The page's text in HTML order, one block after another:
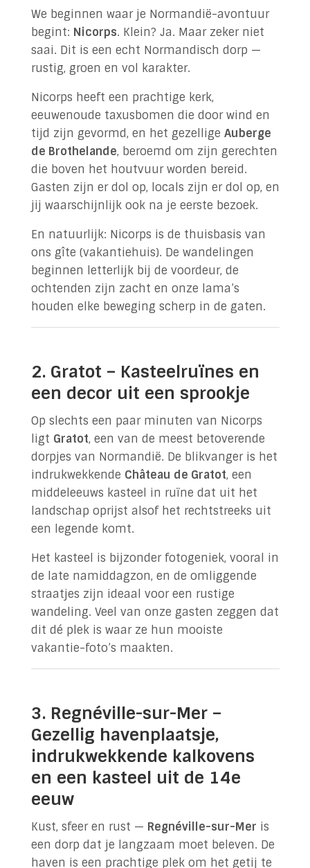
We beginnen waar je Normandië-avontuur
begint: Nicorps. Klein? Ja. Maar zeker niet
saai. Dit is een echt Normandisch dorp —
rustig, groen en vol karakter.
Nicorps heeft een prachtige kerk,
eeuwenoude taxusbomen die door wind en
tijd zijn gevormd, en het gezellige Auberge
de Brothelande, beroemd om zijn gerechten
die boven het houtvuur worden bereid.
Gasten zijn er dol op, locals zijn er dol op, en
jij waarschijnlijk ook na je eerste bezoek.
En natuurlijk: Nicorps is de thuisbasis van
ons gîte (vakantiehuis). De wandelingen
beginnen letterlijk bij de voordeur, de
ochtenden zijn zacht en onze lama’s
houden elke beweging scherp in de gaten.
2. Gratot – Kasteelruïnes en
een decor uit een sprookje
Op slechts een paar minuten van Nicorps
ligt Gratot, een van de meest betoverende
dorpjes van Normandië. De blikvanger is het
indrukwekkende Château de Gratot, een
middeleeuws kasteel in ruïne dat uit het
landschap oprijst alsof het rechtstreeks uit
een legende komt.
Het kasteel is bijzonder fotogeniek, vooral in
de late namiddagzon, en de omliggende
straatjes zijn ideaal voor een rustige
wandeling. Veel van onze gasten zeggen dat
dit dé plek is waar ze hun mooiste
vakantie-foto’s maakten.
3. Regnéville-sur-Mer –
Gezellig havenplaatsje,
indrukwekkende kalkovens
en een kasteel uit de 14e
eeuw
Kust, sfeer en rust — Regnéville-sur-Mer is
een dorp dat je langzaam moet beleven. De
haven is een prachtige plek om het getij te